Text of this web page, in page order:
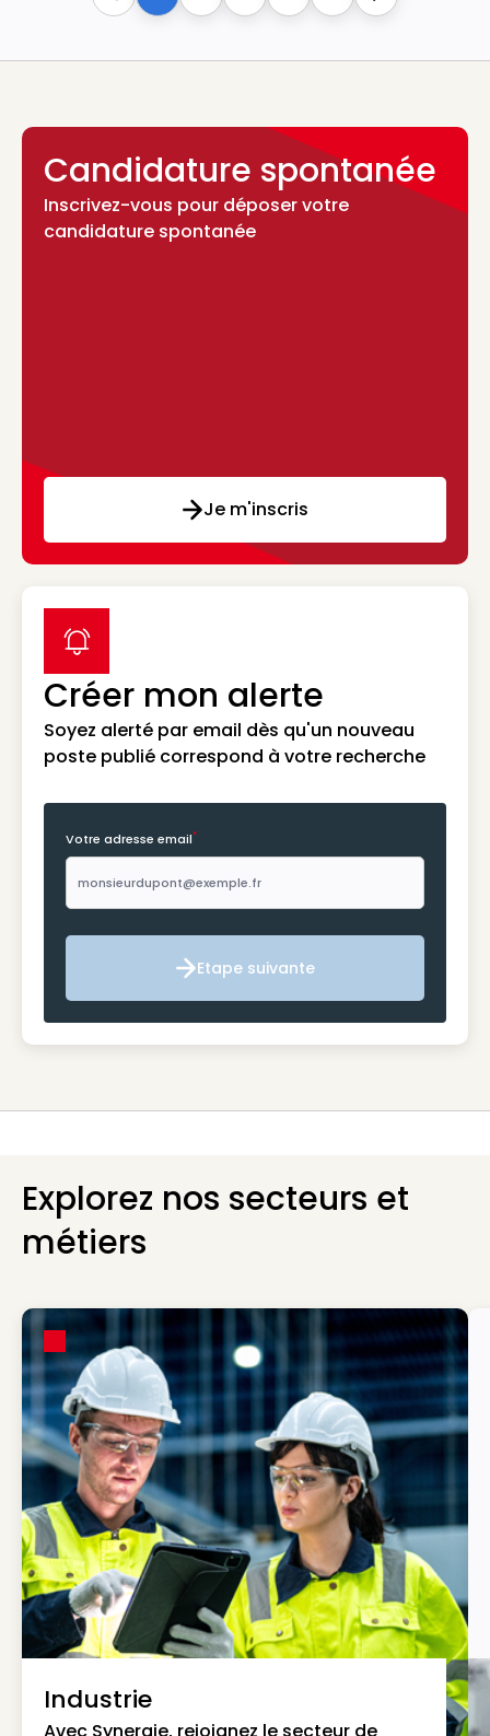
Candidature spontanée
Inscrivez-vous pour déposer votre
candidature spontanée
Je m'inscris
Créer mon alerte
Soyez alerté par email dès qu'un nouveau
poste publié correspond à votre recherche
label icon
Votre adresse email*
Etape suivante
Etape suivante
Explorez nos secteurs et
métiers
Industrie